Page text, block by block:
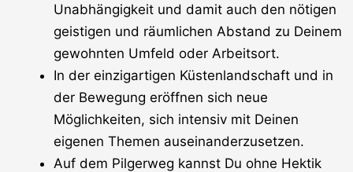
Unabhängigkeit und damit auch den nötigen
geistigen und räumlichen Abstand zu Deinem
gewohnten Umfeld oder Arbeitsort.
In der einzigartigen Küstenlandschaft und in
der Bewegung eröffnen sich neue
Möglichkeiten, sich intensiv mit Deinen
eigenen Themen auseinanderzusetzen.
Auf dem Pilgerweg kannst Du ohne Hektik